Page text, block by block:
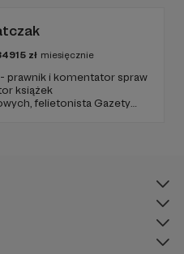
zł miesięcznie
prawnik i komentator spraw
książek
felietonista Gazety